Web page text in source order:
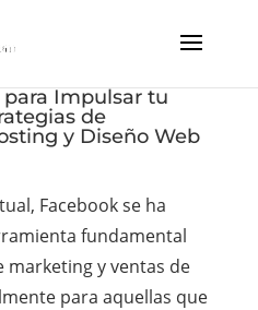
Impulsar tu
de
y Diseño Web
Facebook se ha
fundamental
marketing y ventas de
para aquellas que